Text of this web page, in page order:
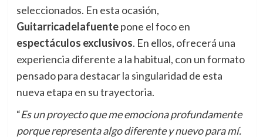
seleccionados. En esta ocasión,
Guitarricadelafuentepone el foco en
espectáculos exclusivos. En ellos, ofrecerá una
experiencia diferente a la habitual, con un formato
pensado para destacar la singularidad de esta
nueva etapa en su trayectoria.
“Es un proyecto que me emociona profundamente
porque representa algo diferente y nuevo para mí.